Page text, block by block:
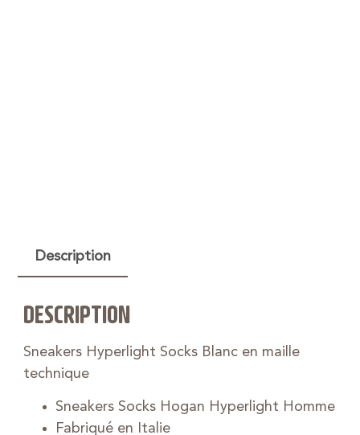
Description
DESCRIPTION
Sneakers Hyperlight Socks Blanc en maille
technique
Sneakers Socks Hogan Hyperlight Homme
Fabriqué en Italie